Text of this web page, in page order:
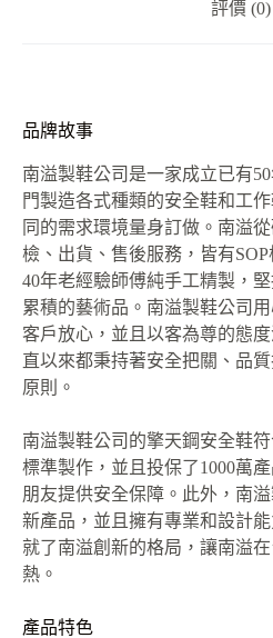
評價 (0)
品牌故事
南溢製鞋公司是一家成立已有
門製造各式種類的安全鞋和工
同的需求環境量身訂做。南溢
檢、出貨、售後服務，皆有
40年老經驗師傅純手工精製，
累積的藝術品。南溢製鞋公司
客戶放心，並且以客為尊的態
直以來都秉持著安全把關、品
原則。
南溢製鞋公司的擎天鋼安全鞋符
標準製作，並且投保了1000萬
朋友提供安全保障。此外，南
新產品，並且擁有專業和設計
就了南溢創新的格局，讓南溢
熱。
產品特色